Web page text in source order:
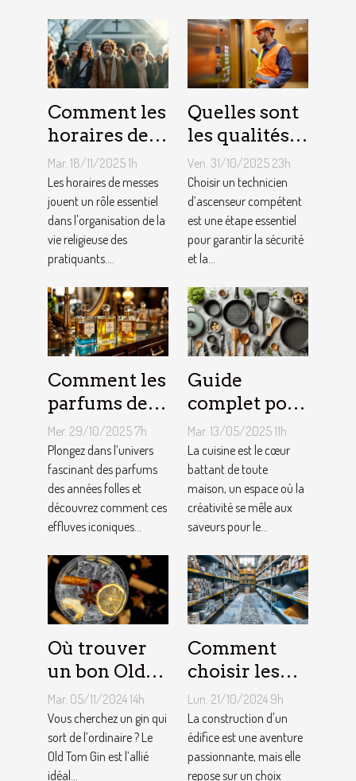
Comment les
horaires de
messes
facilitent la
vie des
pratiquants ?
Mar. 18/11/2025 1h
Les horaires de messes
jouent un rôle essentiel
dans l'organisation de la
vie religieuse des
pratiquants....
Quelles sont
les qualités à
rechercher
chez un
technicien
d’ascenseur ?
Ven. 31/10/2025 23h
Choisir un technicien
d’ascenseur compétent
est une étape essentiel
pour garantir la sécurité
et la...
Comment les
parfums des
années folles
influencent-
ils la mode
moderne ?
Mer. 29/10/2025 7h
Plongez dans l’univers
fascinant des parfums
des années folles et
découvrez comment ces
effluves iconiques...
Guide
complet pour
choisir le
meilleur
équipement
de cuisine
Mar. 13/05/2025 11h
La cuisine est le cœur
battant de toute
maison, un espace où la
créativité se mêle aux
saveurs pour le...
Où trouver
un bon Old
Tom Gin
artisanal ?
Mar. 05/11/2024 14h
Vous cherchez un gin qui
sort de l’ordinaire ? Le
Old Tom Gin est l’allié
idéal...
Comment
choisir les
matériaux de
construction
adaptés à
votre projet
Lun. 21/10/2024 9h
La construction d'un
édifice est une aventure
passionnante, mais elle
repose sur un choix